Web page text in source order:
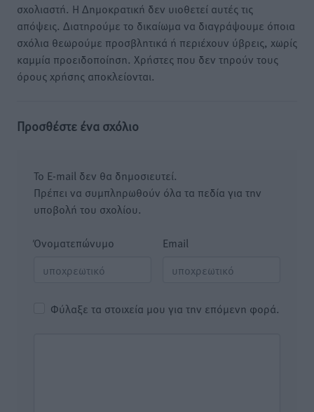
σχολιαστή. Η Δημοκρατική δεν υιοθετεί αυτές τις
απόψεις. Διατηρούμε το δικαίωμα να διαγράψουμε όποια
σχόλια θεωρούμε προσβλητικά ή περιέχουν ύβρεις, χωρίς
καμμία προειδοποίηση. Χρήστες που δεν τηρούν τους
όρους χρήσης αποκλείονται.
Προσθέστε ένα σχόλιο
Το E-mail δεν θα δημοσιευτεί.
Πρέπει να συμπληρωθούν όλα τα πεδία για την
υποβολή του σχολίου.
Όνοματεπώνυμο Email
Φύλαξε τα στοιχεία μου για την επόμενη φορά.